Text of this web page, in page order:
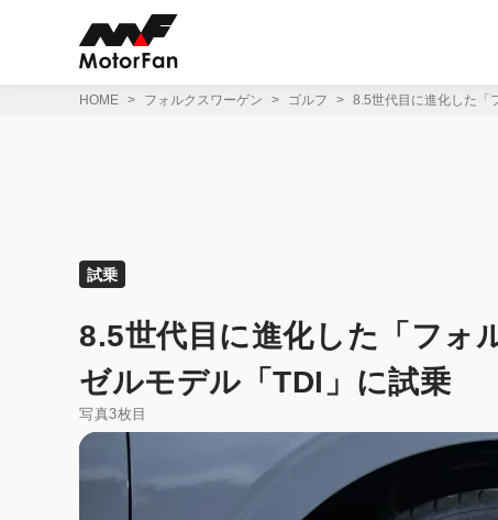
HOME フォルクスワーゲン ゴルフ 8.5世代目に進化した「
試乗
8.5世代目に進化した「フォ
ゼルモデル「TDI」に試乗
写真3枚目